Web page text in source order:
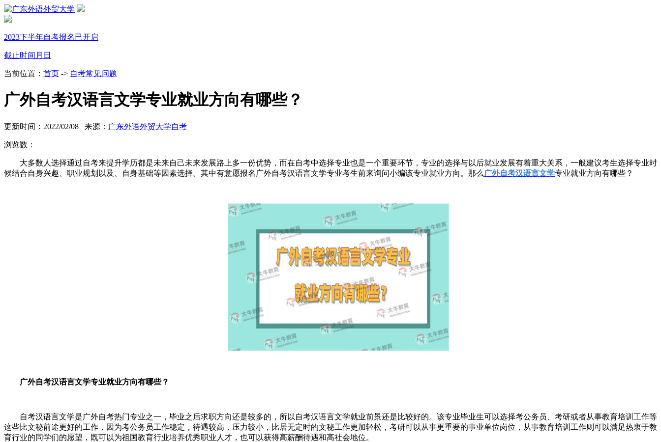
2023下半年自考报名已开启
截止时间 月 日
当前位置： 首页 -> 自考常见问题
广外自考汉语言文学专业就业方向有哪些？
更新时间：2022/02/08 来源： 广东外语外贸大学自考
浏览数：
大多数人选择通过自考来提升学历都是未来自己未来发展路上多一份优势，而在自考中选择专业也是一个重要环节，专业的选择与以后就业发展有着重大关系，一般建议考生选择专业时
候结合自身兴趣、职业规划以及、自身基础等因素选择。其中有意愿报名广外自考汉语言文学专业考生前来询问小编该专业就业方向。那么 广外自考汉语言文学专业就业方向有哪些？
广外自考汉语言文学专业就业方向有哪些？
自考汉语言文学是广外自考热门专业之一，毕业之后求职方向还是较多的， 所以 自考汉语言文学就业前景还是比较好的。 该专业毕业生可以选择考公务员、考研或者从事教育培训工作等
这些比文秘前途更好的工作，因为考公务员工作稳定，待遇较高，压力较小，比居无定时的文秘工作更加轻松，考研可以从事更重要的事业单位岗位，从事教育培训工作则可以满足热衷于教
育行业的同学们的愿望，既可以为祖国教育行业培养优秀职业人才，也可以获得高薪酬待遇和高社会地位。